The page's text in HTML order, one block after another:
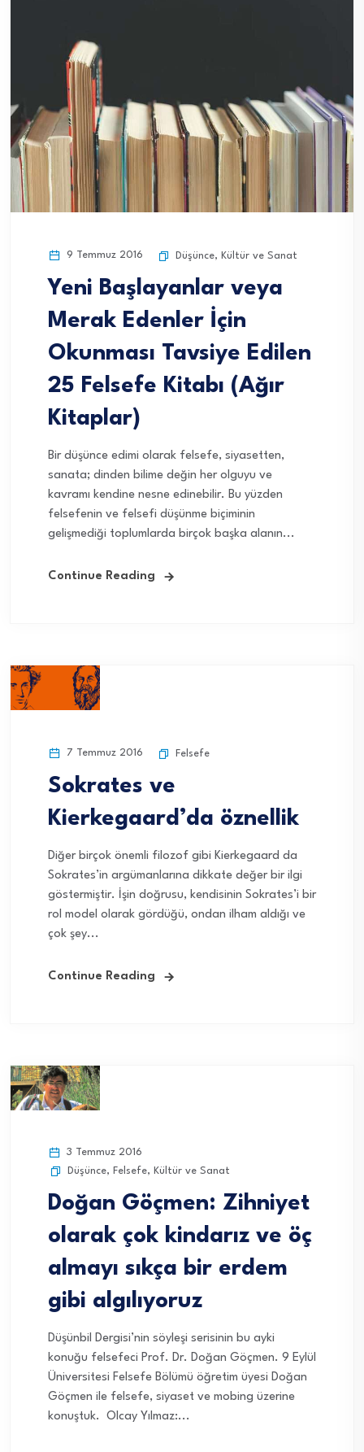
9 Temmuz 2016 Düşünce, Kültür ve Sanat
Yeni Başlayanlar veya
Merak Edenler İçin
Okunması Tavsiye Edilen
25 Felsefe Kitabı (Ağır
Kitaplar)
Bir düşünce edimi olarak felsefe, siyasetten,
sanata; dinden bilime değin her olguyu ve
kavramı kendine nesne edinebilir. Bu yüzden
felsefenin ve felsefi düşünme biçiminin
gelişmediği toplumlarda birçok başka alanın...
Continue Reading
7 Temmuz 2016 Felsefe
Sokrates ve
Kierkegaard’da öznellik
Diğer birçok önemli filozof gibi Kierkegaard da
Sokrates’in argümanlarına dikkate değer bir ilgi
göstermiştir. İşin doğrusu, kendisinin Sokrates’i bir
rol model olarak gördüğü, ondan ilham aldığı ve
çok şey...
Continue Reading
3 Temmuz 2016
Düşünce, Felsefe, Kültür ve Sanat
Doğan Göçmen: Zihniyet
olarak çok kindarız ve öç
almayı sıkça bir erdem
gibi algılıyoruz
Düşünbil Dergisi’nin söyleşi serisinin bu ayki
konuğu felsefeci Prof. Dr. Doğan Göçmen. 9 Eylül
Üniversitesi Felsefe Bölümü öğretim üyesi Doğan
Göçmen ile felsefe, siyaset ve mobing üzerine
konuştuk. Olcay Yılmaz:...